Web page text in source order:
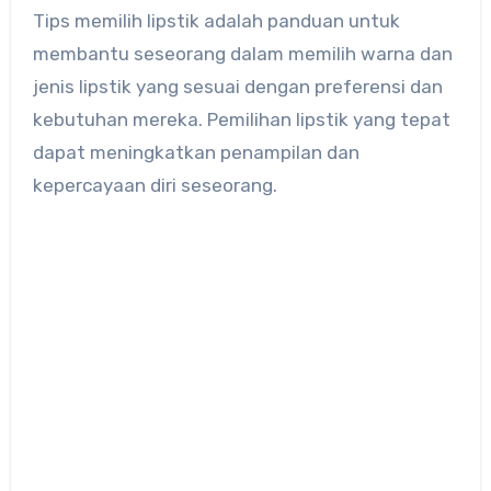
Tips memilih lipstik adalah panduan untuk
membantu seseorang dalam memilih warna dan
jenis lipstik yang sesuai dengan preferensi dan
kebutuhan mereka. Pemilihan lipstik yang tepat
dapat meningkatkan penampilan dan
kepercayaan diri seseorang.